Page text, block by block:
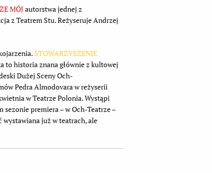
MÓJ autorstwa jednej z
z Teatrem Stu. Reżyseruje Andrzej
STOWARZYSZENIE
to historia znana głównie z kultowej
Dużej Sceny Och-
Pedra Almodovara w reżyserii
w Teatrze Polonia. Wystąpi
sezonie premiera – w Och-Teatrze –
już w teatrach, ale